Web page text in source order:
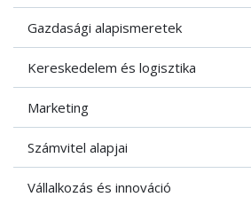
Gazdasági alapismeretek
Kereskedelem és logisztika
Marketing
Számvitel alapjai
Vállalkozás és innováció